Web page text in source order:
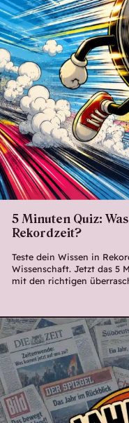
5 Minuten Quiz:
Rekordzeit?
Teste dein Wissen in
Wissenschaft. Jetzt das 5
mit den richtigen